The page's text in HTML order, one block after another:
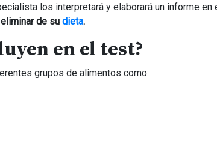
los interpretará y elaborará un informe en
de su dieta.
en el test?
grupos de alimentos como: